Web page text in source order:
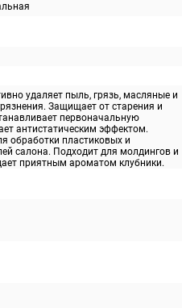
удаляет пыль, грязь, масляные и
Защищает от старения и
первоначальную
антистатическим эффектом.
обработки пластиковых и
салона. Подходит для молдингов и
приятным ароматом клубники.